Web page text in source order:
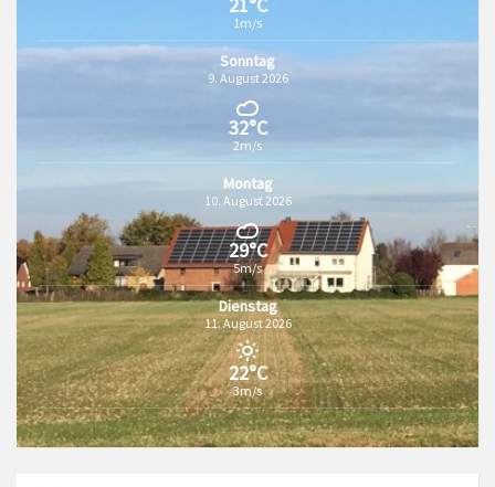
21°C
1m/s
Sonntag
9. August 2026
32°C
2m/s
Montag
10. August 2026
29°C
5m/s
Dienstag
11. August 2026
22°C
3m/s